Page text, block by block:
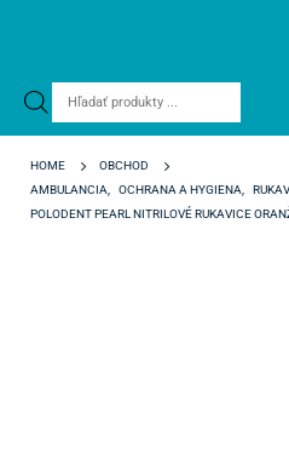
Products
HOME
OBCHOD
AMBULANCIA
OCHRANA A HYGIENA
POLODENT PEARL NITRILOVÉ RUKAVICE